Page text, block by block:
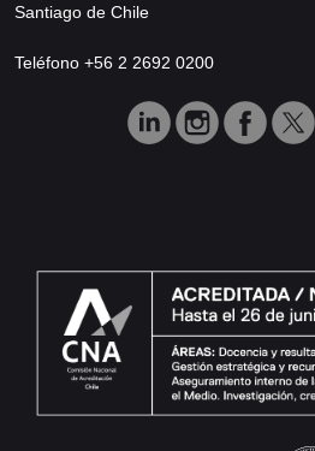
Santiago de Chile
Teléfono +56 2 2692 0200